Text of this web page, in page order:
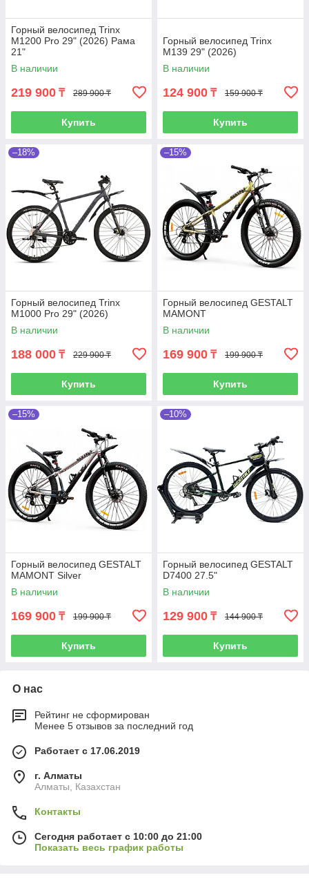
Горный велосипед Trinx
M1200 Pro 29" (2026) Рама
21"
В наличии
219 900 ₸ 289 900 ₸
Купить
Горный велосипед Trinx
M139 29" (2026)
В наличии
124 900 ₸ 159 900 ₸
Купить
–18%
Горный велосипед Trinx
M1000 Pro 29" (2026)
В наличии
188 000 ₸ 229 900 ₸
Купить
–15%
Горный велосипед GESTALT
MAMONT
В наличии
169 900 ₸ 199 900 ₸
Купить
–15%
Горный велосипед GESTALT
MAMONT Silver
В наличии
169 900 ₸ 199 900 ₸
Купить
–10%
Горный велосипед GESTALT
D7400 27.5"
В наличии
129 900 ₸ 144 900 ₸
Купить
О нас
Рейтинг не сформирован
Менее 5 отзывов за последний год
Работает с 17.06.2019
г. Алматы
Алматы, Казахстан
Контакты
Сегодня работает с 10:00 до 21:00
Показать весь график работы